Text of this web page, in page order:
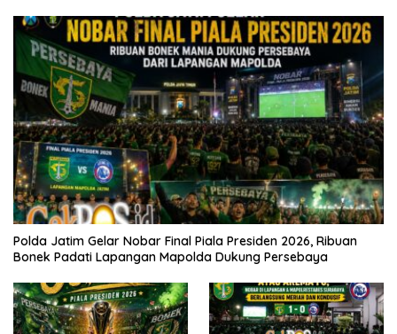
Polda Jatim Gelar Nobar Final Piala Presiden 2026, Ribuan
Bonek Padati Lapangan Mapolda Dukung Persebaya